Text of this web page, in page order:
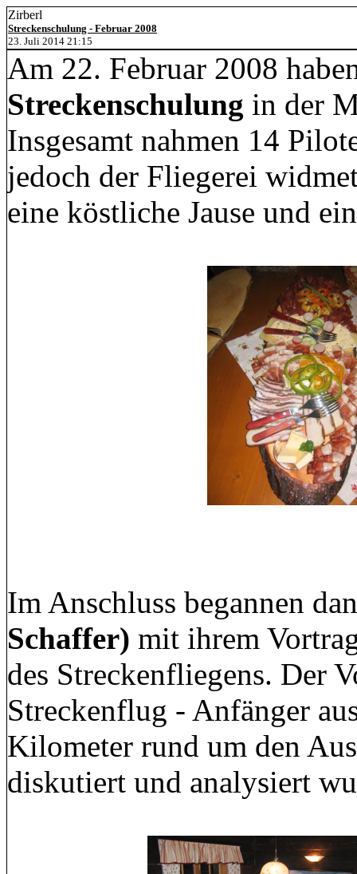
Zirberl
Streckenschulung - Februar 2008
23. Juli 2014 21:15
Am 22. Februar 2008
Streckenschulung in der
Insgesamt nahmen 14
jedoch der Fliegerei
eine köstliche Jause und
Im Anschluss begannen
Schaffer) mit ihrem
des Streckenfliegens. Der
Streckenflug - Anfänger
Kilometer rund um den
diskutiert und analysiert